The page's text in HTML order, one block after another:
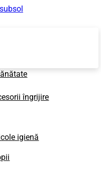
îngrijire
igienă